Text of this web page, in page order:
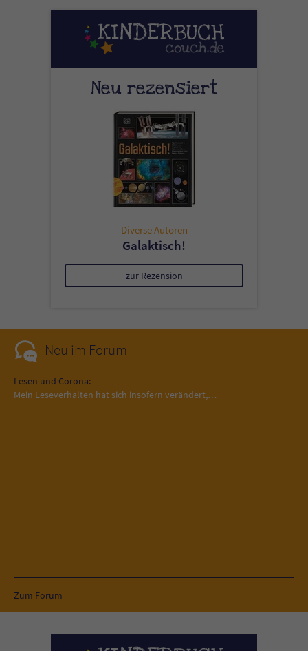
Neu rezensiert
Diverse Autoren
Galaktisch!
zur Rezension
Neu im Forum
Lesen und Corona:
Mein Leseverhalten hat sich insofern verändert,…
Zum Forum